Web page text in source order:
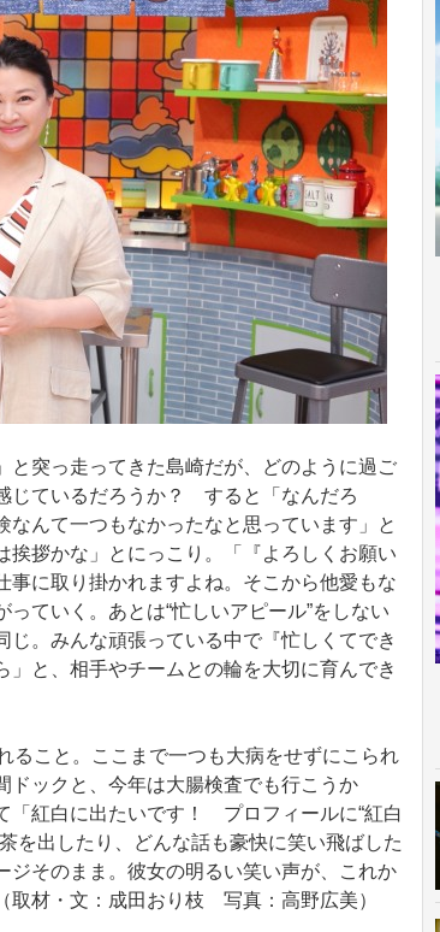
突っ走ってきた島崎だが、どのように過ご
じているだろうか？ すると「なんだろ
んて一つもなかったなと思っています」と
拶かな」とにっこり。「『よろしくお願い
事に取り掛かれますよね。そこから他愛もな
ていく。あとは“忙しいアピール”をしない
。みんな頑張っている中で『忙しくてでき
と、相手やチームとの輪を大切に育んでき
こと。ここまで一つも大病をせずにこられ
ドックと、今年は大腸検査でも行こうか
「紅白に出たいです！ プロフィールに“紅白
を出したり、どんな話も豪快に笑い飛ばした
ジそのまま。彼女の明るい笑い声が、これか
取材・文：成田おり枝 写真：高野広美）